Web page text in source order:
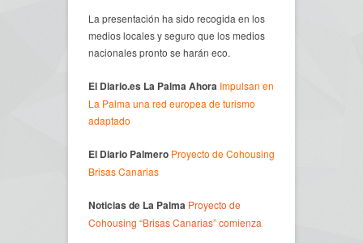
La presentación ha sido recogida en los
medios locales y seguro que los medios
nacionales pronto se harán eco.
El Diario.es La Palma Ahora Impulsan en
La Palma una red europea de turismo
adaptado
El Diario Palmero Proyecto de Cohousing
Brisas Canarias
Noticias de La Palma Proyecto de
Cohousing “Brisas Canarias” comienza